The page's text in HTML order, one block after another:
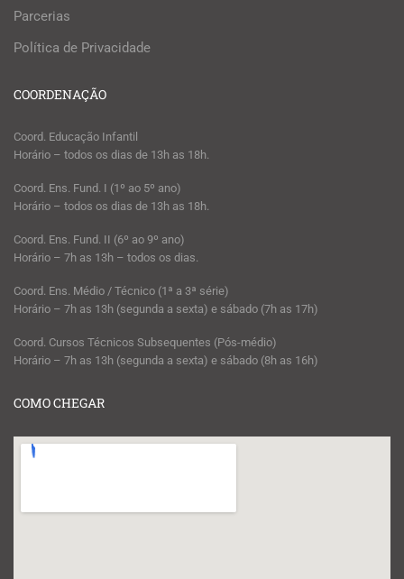
Parcerias
Política de Privacidade
COORDENAÇÃO
Coord. Educação Infantil
Horário – todos os dias de 13h as 18h.
Coord. Ens. Fund. I (1º ao 5º ano)
Horário – todos os dias de 13h as 18h.
Coord. Ens. Fund. II (6º ao 9º ano)
Horário – 7h as 13h – todos os dias.
Coord. Ens. Médio / Técnico (1ª a 3ª série)
Horário – 7h as 13h (segunda a sexta) e sábado (7h as 17h)
Coord. Cursos Técnicos Subsequentes (Pós-médio)
Horário – 7h as 13h (segunda a sexta) e sábado (8h as 16h)
COMO CHEGAR